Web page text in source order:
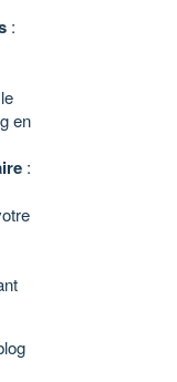
:
en
: